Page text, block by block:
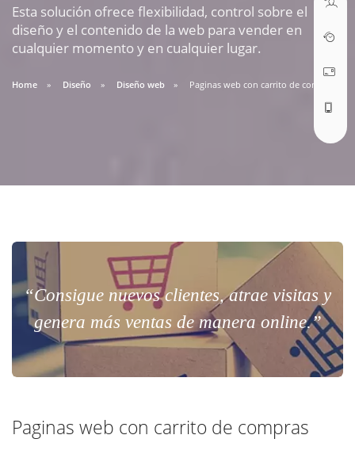
Esta solución ofrece flexibilidad, control sobre el
diseño y el contenido de la web para vender en
cualquier momento y en cualquier lugar.
Home Diseño Diseño web Paginas web con carrito de compras
“Consigue nuevos clientes, atrae visitas y
genera más ventas de manera online.”
Paginas web con carrito de compras
ABRIR TICKET